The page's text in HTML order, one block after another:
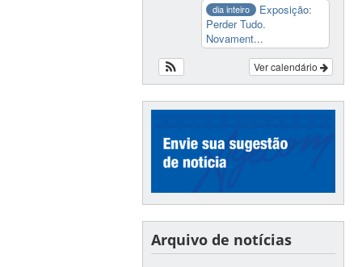
dia inteiro
Exposição:
Perder Tudo.
Novament...
Ver calendário
Arquivo de notícias